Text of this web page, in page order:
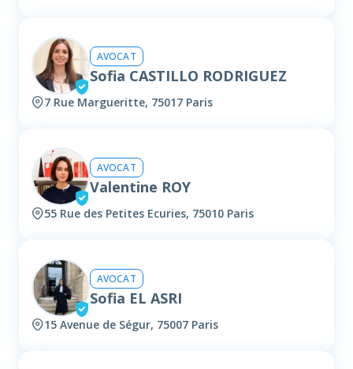
AVOCAT
Sofia CASTILLO RODRIGUEZ
7 Rue Margueritte, 75017 Paris
AVOCAT
Valentine ROY
55 Rue des Petites Ecuries, 75010 Paris
AVOCAT
Sofia EL ASRI
15 Avenue de Ségur, 75007 Paris